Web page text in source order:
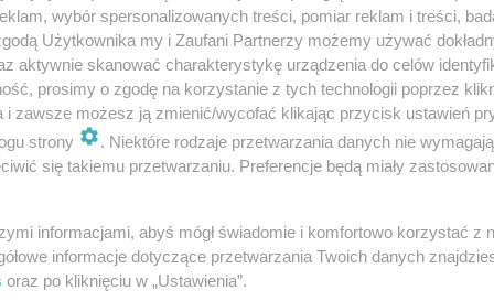
cisza wyborcza. Za jej złamanie g…
prałat Paweł Ptasznik, a kard. Semeraro odczyta list
błogosławionym. W tym momencie odsłonięty
go Honorata Wojczyńska, specjalizująca się w
wybór spersonalizowanych treści, pomiar reklam i treści,
Użytkownika my i Zaufani Partnerzy możemy używać
aktywnie skanować charakterystykę urządzenia do celów
prosimy o zgodę na korzystanie z tych technologii poprzez
i zawsze możesz ją zmienić/wycofać klikając przycisk ustawień
strony
. Niektóre rodzaje przetwarzania danych nie
się takiemu przetwarzaniu. Preferencje będą miały
informacjami, abyś mógł świadomie i komfortowo korzystać z
informacje dotyczące przetwarzania Twoich danych
oraz po kliknięciu w „Ustawienia”.